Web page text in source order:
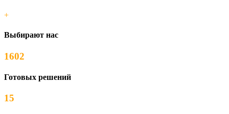
+
Выбирают нас
1602
Готовых решений
15